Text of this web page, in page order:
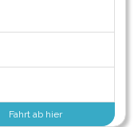
Fahrt ab hier